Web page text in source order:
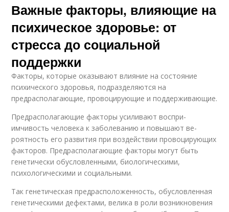
Важные факторы, влияющие на
психическое здоровье: от
стресса до социальной
поддержки
Факторы, которые оказывают влияние на состояние
психического здоро­вья, подразделяются на
предрасполагающие, провоцирующие и поддерживающие.
Предрасполагающие факторы усиливают воспри­
имчивость человека к заболеванию и повышают ве­
роятность его развития при воздействии провоцирующих
факторов. Предрасполагающие факторы могут быть
генетически обусловлен­ными, биологическими,
психологическими и социальными.
Так генетическая пред­расположенность, обусловленная
генетическими дефектами, велика в роли возникновения